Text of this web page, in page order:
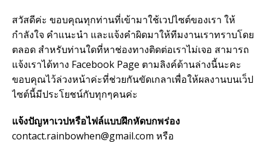
สวัสดีค่ะ ขอบคุณทุกท่านที่เข้ามาใช้เวปไซต์ของเรา ให้
กำลังใจ คำแนะนำ และแจ้งคำผิดมาให้ทีมงานเราทราบโดย
ตลอด สำหรับท่านใดที่หาช่องทางติดต่อเราไม่เจอ สามารถ
แจ้งเราได้ทาง Facebook Page ตามลิงค์ด้านล่างนี้นะคะ
ขอบคุณไว้ล่วงหน้าค่ะที่ช่วยกันขัดเกลาเพื่อให้ผลงานบนเว็ป
ไซต์นี้มีประโยชน์กับทุกๆคนค่ะ
แจ้งปัญหาเวปหรือไฟล์แบบฝึกหัดบกพร่อง
contact.rainbowhen@gmail.com หรือ